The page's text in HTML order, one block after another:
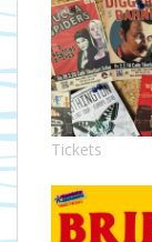
Tickets